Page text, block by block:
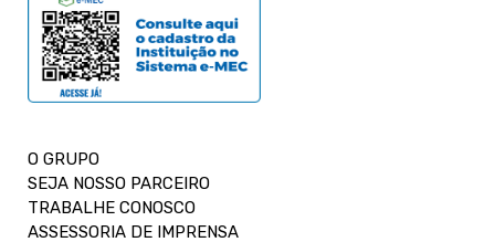
O GRUPO
SEJA NOSSO PARCEIRO
TRABALHE CONOSCO
ASSESSORIA DE IMPRENSA